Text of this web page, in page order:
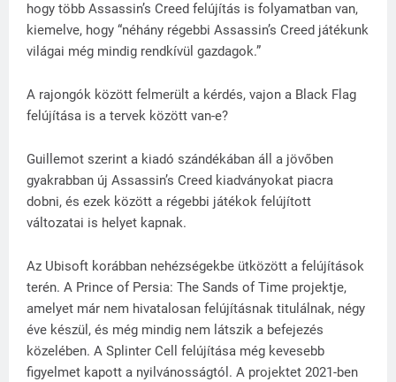
hogy több Assassin’s Creed felújítás is folyamatban van,
kiemelve, hogy “néhány régebbi Assassin’s Creed játékunk
világai még mindig rendkívül gazdagok.”
A rajongók között felmerült a kérdés, vajon a Black Flag
felújítása is a tervek között van-e?
Guillemot szerint a kiadó szándékában áll a jövőben
gyakrabban új Assassin’s Creed kiadványokat piacra
dobni, és ezek között a régebbi játékok felújított
változatai is helyet kapnak.
Az Ubisoft korábban nehézségekbe ütközött a felújítások
terén. A Prince of Persia: The Sands of Time projektje,
amelyet már nem hivatalosan felújításnak titulálnak, négy
éve készül, és még mindig nem látszik a befejezés
közelében. A Splinter Cell felújítása még kevesebb
figyelmet kapott a nyilvánosságtól. A projektet 2021-ben